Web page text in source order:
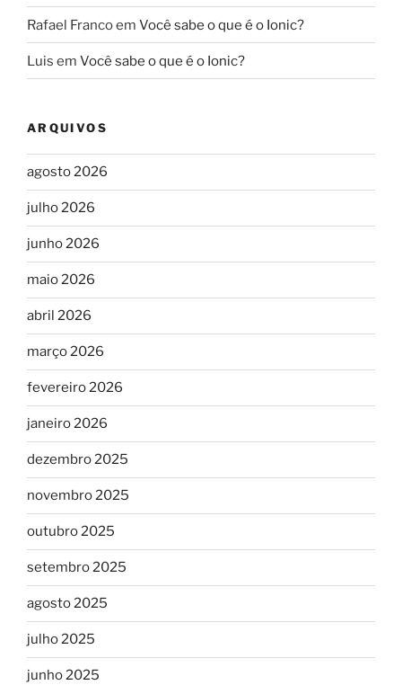
Rafael Francoem Você sabe o que é o Ionic?
Luis em Você sabe o que é o Ionic?
ARQUIVOS
agosto 2026
julho 2026
junho 2026
maio 2026
abril 2026
março 2026
fevereiro 2026
janeiro 2026
dezembro 2025
novembro 2025
outubro 2025
setembro 2025
agosto 2025
julho 2025
junho 2025